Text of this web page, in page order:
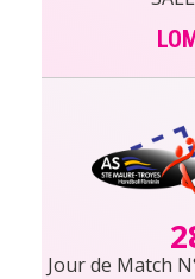
Jour de Match